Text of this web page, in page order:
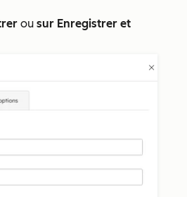
ou sur Enregistrer et